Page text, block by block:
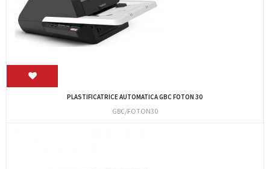
PLASTIFICATRICE AUTOMATICA GBC FOTON 30
GBC/FOTON30